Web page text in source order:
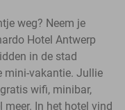
weg? Neem je
Hotel Antwerp
in de stad
mini-vakantie. Jullie
wifi, minibar,
In het hotel vind